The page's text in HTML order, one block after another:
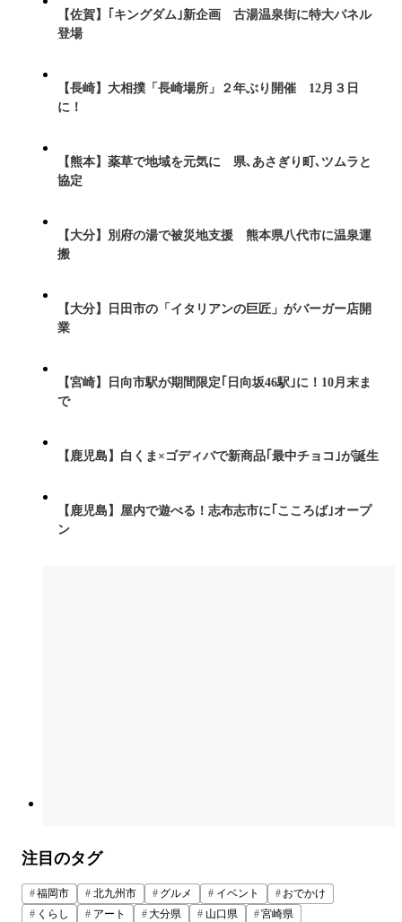
【佐賀】｢キングダム｣新企画 古湯温泉街に特大パネル
登場
【長崎】大相撲「長崎場所」２年ぶり開催 12月３日
に！
【熊本】薬草で地域を元気に 県､あさぎり町､ツムラと
協定
【大分】別府の湯で被災地支援 熊本県八代市に温泉運
搬
【大分】日田市の「イタリアンの巨匠」がバーガー店開
業
【宮崎】日向市駅が期間限定｢日向坂46駅｣に！10月末ま
で
【鹿児島】白くま×ゴディバで新商品｢最中チョコ｣が誕生
【鹿児島】屋内で遊べる！志布志市に｢こころば｣オープ
ン
注目のタグ
福岡市 北九州市 グルメ イベント
おでかけ
くらし
アート 大分県 山口県 宮崎県